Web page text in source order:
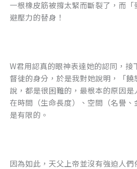
一根橡皮筋被撐太緊而斷裂了，而
避壓力的替身！
W君用認真的眼神表達她的認同，接
督徒的身分，於是我對她說明，「饒
說，都是很困難的，最根本的原因
在時間（生命長度）、空間（名譽
是有限的。
因為如此，天父上帝並沒有強迫人